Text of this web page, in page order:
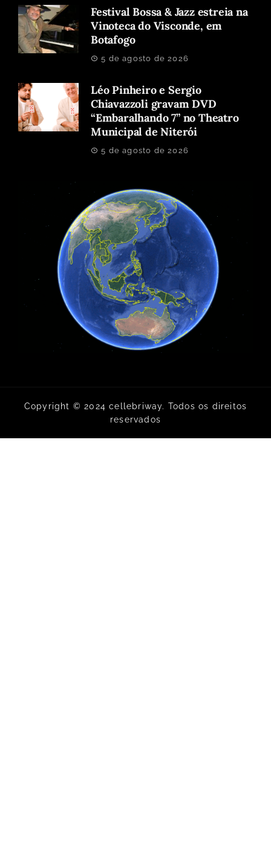
Festival Bossa & Jazz estreia na
Vinoteca do Visconde, em
Botafogo
5 de agosto de 2026
Léo Pinheiro e Sergio
Chiavazzoli gravam DVD
“Embaralhando 7” no Theatro
Municipal de Niterói
5 de agosto de 2026
Copyright © 2024 cellebriway. Todos os direitos
reservados